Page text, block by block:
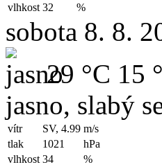
vlhkost 32 %
sobota 8. 8.
29 °C 15
jasno, slabý
vítr SV, 4.99 m/s
tlak
1021
hPa
vlhkost 34 %